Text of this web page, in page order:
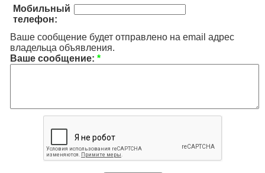
Мобильный
телефон:
Ваше сообщение будет отправлено на email адрес
владельца объявления.
Ваше сообщение: *